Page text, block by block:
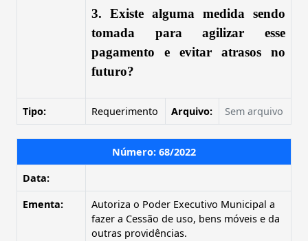
3. Existe alguma medida sendo
tomada para agilizar esse
pagamento e evitar atrasos no
futuro?
Tipo: Requerimento Arquivo: Sem arquivo
Número: 68/2022
Data:
Ementa:
Autoriza o Poder Executivo Municipal a
fazer a Cessão de uso, bens móveis e da
outras providências.